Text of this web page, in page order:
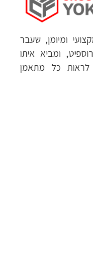
ומיומן, שעבר
ומביא איתו
לראות כל מתאמן